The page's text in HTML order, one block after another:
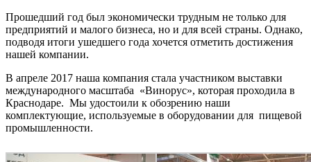
Прошедший год был экономически трудным не только для
предприятий и малого бизнеса, но и для всей страны. Однако,
подводя итоги ушедшего года хочется отметить достижения
нашей компании.
В апреле 2017 наша компания стала участником выставки
международного масштаба «Винорус», которая проходила в
Краснодаре. Мы удостоили к обозрению наши
комплектующие, используемые в оборудовании для пищевой
промышленности.